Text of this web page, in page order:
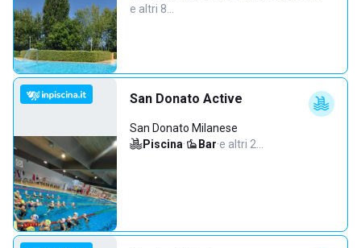
e altri 8…
San Donato Active
San Donato Milanese
Piscina· Bar·e altri 2…